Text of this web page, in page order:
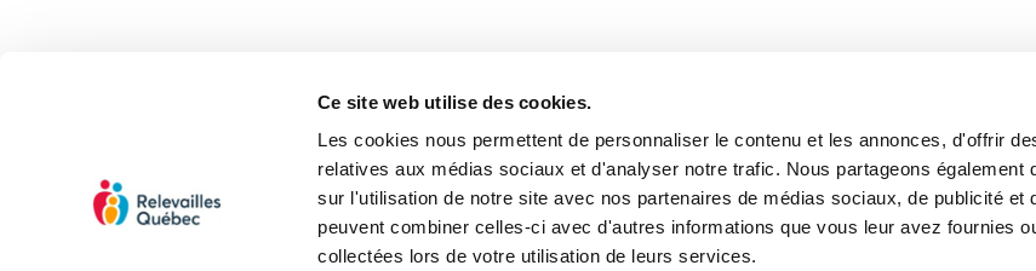
Ce site web utilise des cookies.
Les cookies nous permettent de personnaliser le contenu et les annonces, d'offrir
relatives aux médias sociaux et d'analyser notre trafic. Nous partageons également
sur l'utilisation de notre site avec nos partenaires de médias sociaux, de publicité et
peuvent combiner celles-ci avec d'autres informations que vous leur avez fournies
collectées lors de votre utilisation de leurs services.